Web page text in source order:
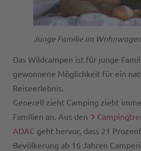
Junge Familie im Wohnwagen
Das Wildcampen ist für junge
gewonnene Möglichkeit für ein
Reiseerlebnis.
Generell zieht Camping zieht
Familien an. Aus den
ADAC geht hervor, dass 21
Bevölkerung ab 16 Jahren